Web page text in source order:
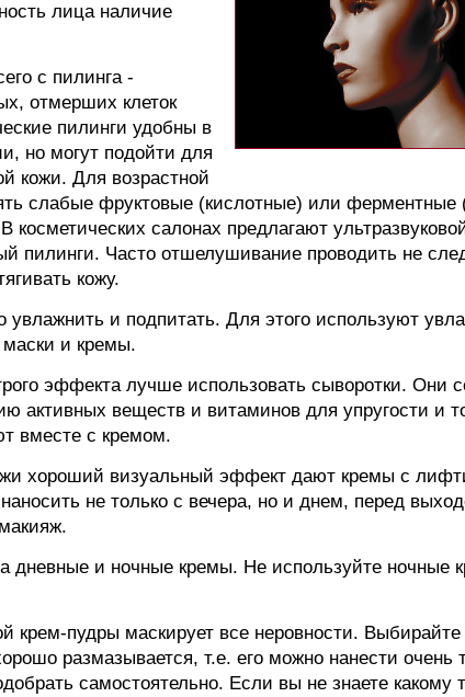
лица наличие
с пилинга -
отмерших клеток
пилинги удобны в
но могут подойти для
кожи. Для возрастной
слабые фруктовые (кислотные) или ферментные
косметических салонах предлагают
пилинги. Часто отшелушивание проводить не
кожу.
увлажнить и подпитать. Для этого используют
и кремы.
эффекта лучше использовать сыворотки. Они
активных веществ и витаминов для упругости и
вместе с кремом.
хороший визуальный эффект дают кремы с
не только с вечера, но и днем, перед
дневные и ночные кремы. Не используйте ночные
крем-пудры маскирует все неровности. Выбирайте
размазывается, т.е. его можно нанести очень
самостоятельно. Если вы не знаете какому